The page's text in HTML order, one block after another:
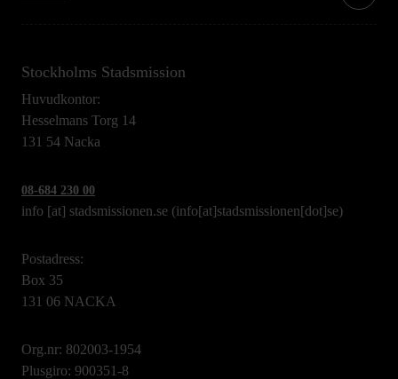
Stockholms Stadsmission
Huvudkontor:
Hesselmans Torg 14
131 54 Nacka
08-684 230 00
info [at] stadsmissionen.se (info[at]stadsmissionen[dot]se)
Postadress:
Box 35
131 06 NACKA
Org.nr: 802003-1954
Plusgiro: 900351-8